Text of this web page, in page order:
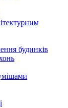
будинків